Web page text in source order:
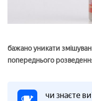
бажано уникати
попереднього
чи знаєте